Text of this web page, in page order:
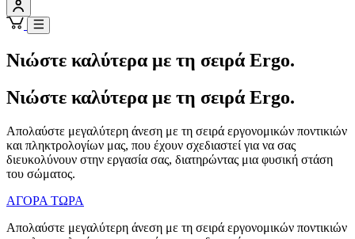
Νιώστε καλύτερα με τη σειρά Ergo.
Νιώστε καλύτερα με τη σειρά Ergo.
Απολαύστε μεγαλύτερη άνεση με τη σειρά εργονομικών ποντικιών
και πληκτρολογίων μας, που έχουν σχεδιαστεί για να σας
διευκολύνουν στην εργασία σας, διατηρώντας μια φυσική στάση
του σώματος.
ΑΓΟΡΑ ΤΩΡΑ
Απολαύστε μεγαλύτερη άνεση με τη σειρά εργονομικών ποντικιών